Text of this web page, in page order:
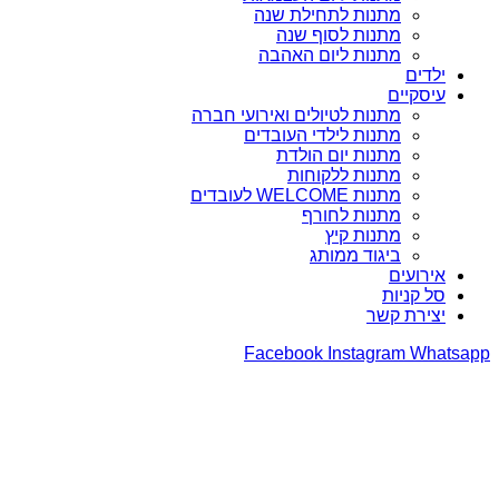
מתנות לתחילת שנה
מתנות לסוף שנה
מתנות ליום האהבה
ילדים
עיסקיים
מתנות לטיולים ואירועי חברה
מתנות לילדי העובדים
מתנות יום הולדת
מתנות ללקוחות
מתנות WELCOME לעובדים
מתנות לחורף
מתנות קיץ
ביגוד ממותג
אירועים
סל קניות
יצירת קשר
Facebook Instagram Whatsapp